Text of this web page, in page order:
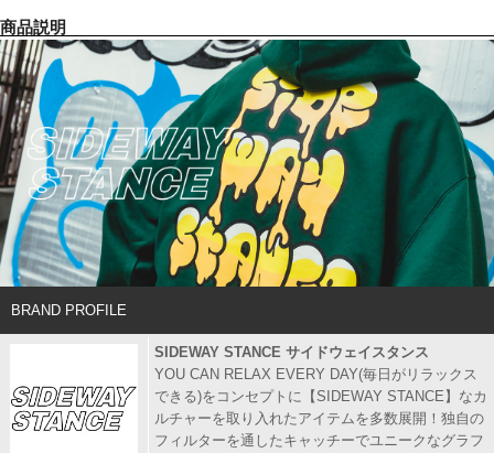
商品説明
BRAND PROFILE
SIDEWAY STANCE サイドウェイスタンス
YOU CAN RELAX EVERY DAY(毎日がリラックス
できる)をコンセプトに【SIDEWAY STANCE】なカ
ルチャーを取り入れたアイテムを多数展開！独自の
フィルターを通したキャッチーでユニークなグラフ